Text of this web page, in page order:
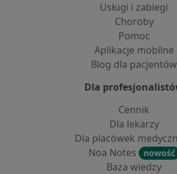
Usługi i zabiegi
Choroby
Pomoc
Aplikacje mobilne
Blog dla pacjentów
Dla
Cennik
Dla lekarzy
Dla placówek
Noa Notes
nowość
Baza wiedzy